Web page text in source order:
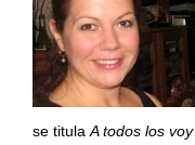
se titula A todos los